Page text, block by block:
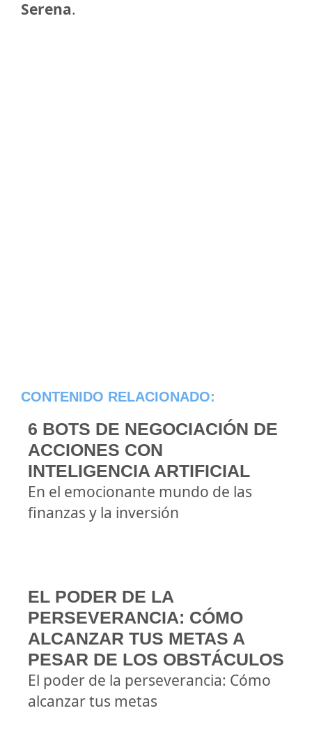
Serena.
CONTENIDO RELACIONADO:
6 BOTS DE NEGOCIACIÓN DE
ACCIONES CON
INTELIGENCIA ARTIFICIAL
En el emocionante mundo de las
finanzas y la inversión
EL PODER DE LA
PERSEVERANCIA: CÓMO
ALCANZAR TUS METAS A
PESAR DE LOS OBSTÁCULOS
El poder de la perseverancia: Cómo
alcanzar tus metas